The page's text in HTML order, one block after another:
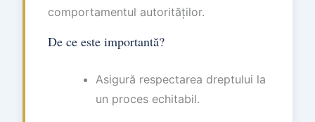
comportamentul autorităților.
De ce este importantă?
Asigură respectarea dreptului la
un proces echitabil.